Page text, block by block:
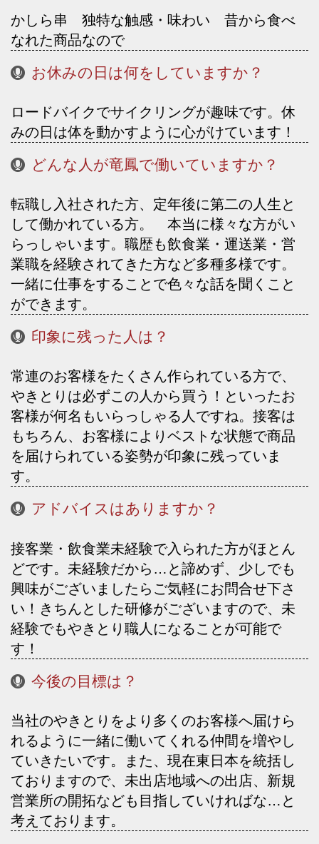
かしら串 独特な触感・味わい 昔から食べ
なれた商品なので
お休みの日は何をしていますか？
ロードバイクでサイクリングが趣味です。休
みの日は体を動かすように心がけています！
どんな人が竜鳳で働いていますか？
転職し入社された方、定年後に第二の人生と
して働かれている方。 本当に様々な方がい
らっしゃいます。職歴も飲食業・運送業・営
業職を経験されてきた方など多種多様です。
一緒に仕事をすることで色々な話を聞くこと
ができます。
印象に残った人は？
常連のお客様をたくさん作られている方で、
やきとりは必ずこの人から買う！といったお
客様が何名もいらっしゃる人ですね。接客は
もちろん、お客様によりベストな状態で商品
を届けられている姿勢が印象に残っていま
す。
アドバイスはありますか？
接客業・飲食業未経験で入られた方がほとん
どです。未経験だから…と諦めず、少しでも
興味がございましたらご気軽にお問合せ下さ
い！きちんとした研修がございますので、未
経験でもやきとり職人になることが可能で
す！
今後の目標は？
当社のやきとりをより多くのお客様へ届けら
れるように一緒に働いてくれる仲間を増やし
ていきたいです。また、現在東日本を統括し
ておりますので、未出店地域への出店、新規
営業所の開拓なども目指していければな…と
考えております。